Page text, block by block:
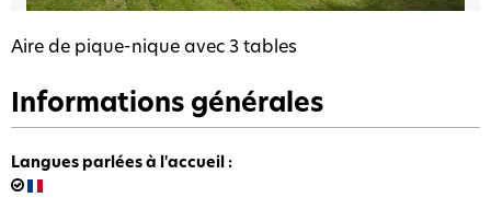
Aire de pique-nique avec 3 tables
Informations générales
Langues parlées à l'accueil :